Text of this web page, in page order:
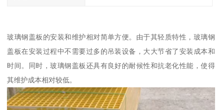
玻璃钢盖板的安装和维护相对简单方便。由于其轻质特性，玻璃钢
盖板在安装过程中不需要过多的吊装设备，大大节省了安装成本和
时间。同时，玻璃钢盖板还具有良好的耐候性和抗老化性能，使得
其维护成本相对较低。